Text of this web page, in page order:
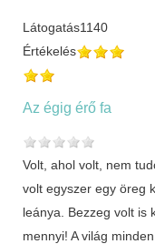
Látogatás1140
Értékelés
Az égig érő fa
Volt, ahol volt, nem
volt egyszer egy öreg
leánya. Bezzeg volt is
mennyi! A világ